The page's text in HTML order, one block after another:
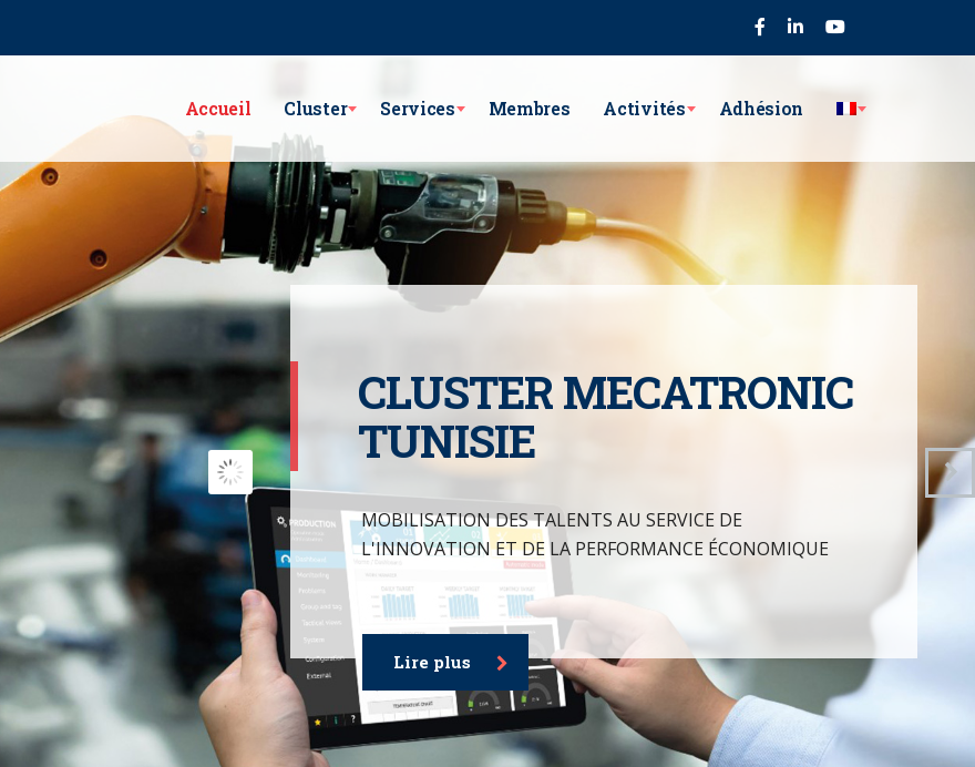
Accueil Cluster Services Membres Activités Adhésion
CLUSTER MECATRONIC
TUNISIE
MOBILISATION DES TALENTS AU SERVICE DE
L'INNOVATION ET DE LA PERFORMANCE ÉCONOMIQUE
Lire plus